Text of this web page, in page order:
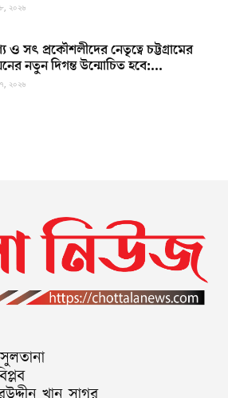
২০২৬
ও সৎ প্রকৌশলীদের নেতৃত্বে চট্টগ্রামের
নতুন দিগন্ত উন্মোচিত হবে:...
২০২৬